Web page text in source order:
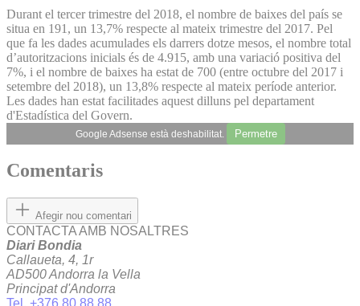
Durant el tercer trimestre del 2018, el nombre de baixes del país se
situa en 191, un 13,7% respecte al mateix trimestre del 2017. Pel
que fa les dades acumulades els darrers dotze mesos, el nombre total
d’autoritzacions inicials és de 4.915, amb una variació positiva del
7%, i el nombre de baixes ha estat de 700 (entre octubre del 2017 i
setembre del 2018), un 13,8% respecte al mateix període anterior.
Les dades han estat facilitades aquest dilluns pel departament
d'Estadística del Govern.
Google Adsense està deshabilitat. Permetre
Comentaris
Afegir nou comentari
CONTACTA AMB NOSALTRES
Diari Bondia
Callaueta, 4, 1r
AD500 Andorra la Vella
Principat d'Andorra